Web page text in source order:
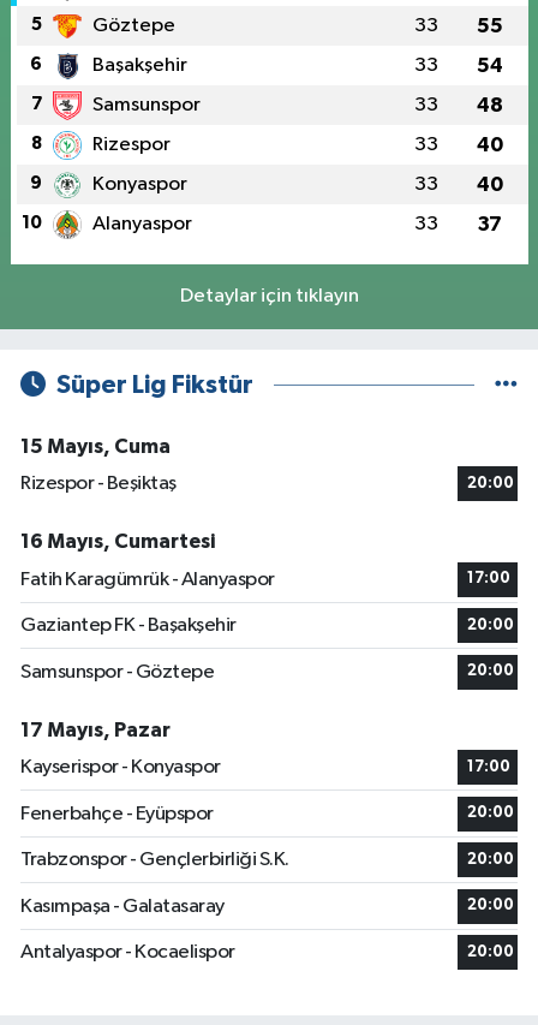
5 Göztepe 33 55
6 Başakşehir 33 54
7 Samsunspor 33 48
8 Rizespor 33 40
9 Konyaspor 33 40
10 Alanyaspor 33 37
Detaylar için tıklayın
Süper Lig Fikstür
15 Mayıs, Cuma
Rizespor - Beşiktaş
20:00
16 Mayıs, Cumartesi
Fatih Karagümrük - Alanyaspor
17:00
Gaziantep FK - Başakşehir 20:00
Samsunspor - Göztepe 20:00
17 Mayıs, Pazar
Kayserispor - Konyaspor
17:00
Fenerbahçe - Eyüpspor 20:00
Trabzonspor - Gençlerbirliği S.K. 20:00
Kasımpaşa - Galatasaray 20:00
Antalyaspor - Kocaelispor 20:00